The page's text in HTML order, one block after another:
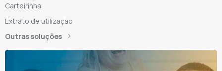
Carteirinha
Extrato de utilização
Outras soluções